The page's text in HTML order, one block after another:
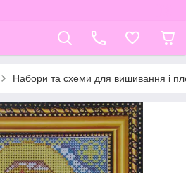
Набори та схеми для вишивання і